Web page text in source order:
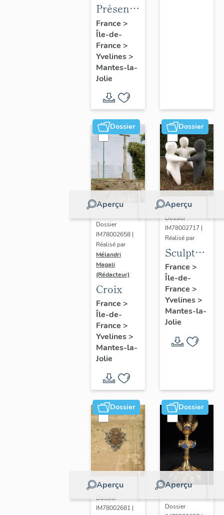
Présentation
de
l'étude
France >
Île-de-
France >
Yvelines>
Mantes-la-
Jolie
Dossier
Aperçu
Dossier
IM78002658 |
Réalisé par
Mélandri
Magali
(Rédacteur)
Croix
France >
Île-de-
France >
Yvelines>
Mantes-la-
Jolie
Dossier
Aperçu
Dossier
IM78002717 |
Réalisé par
Sculpture
: la
Ronde
France >
Île-de-
France >
Yvelines>
Mantes-la-
Jolie
Dossier
Aperçu
Dossier
IM78002681 |
Dossier
Aperçu
Dossier